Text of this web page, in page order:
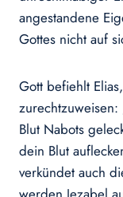
angestandene
Gottes nicht auf
Gott befiehlt
Blut Nabots
dein Blut
verkündet auch